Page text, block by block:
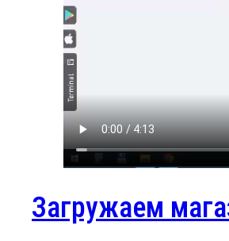
Загружаем